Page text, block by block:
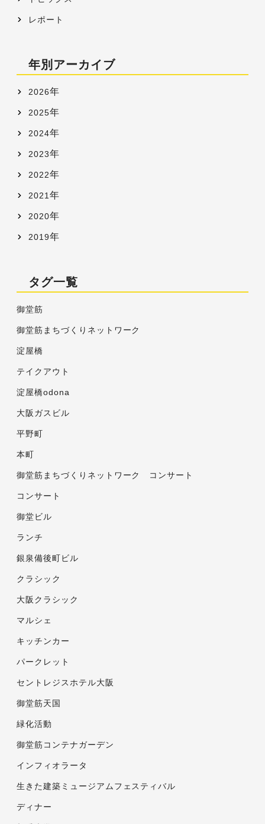
レポート
年別アーカイブ
2026年
2025年
2024年
2023年
2022年
2021 年
2020年
2019年
タグ一覧
御堂筋
御堂筋まちづくりネットワーク
淀屋橋
テイクアウト
淀屋橋odona
大阪ガスビル
平野町
本町
御堂筋まちづくりネットワーク コンサート
コンサート
御堂ビル
ランチ
銀泉備後町ビル
クラシック
大阪クラシック
マルシェ
キッチンカー
パークレット
セントレジスホテル大阪
御堂筋天国
緑化活動
御堂筋コンテナガーデン
インフィオラータ
生きた建築ミュージアムフェスティバル
ディナー